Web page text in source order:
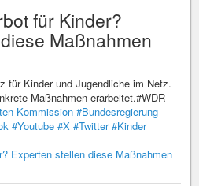
für Kinder?
Maßnahmen
für Kinder und Jugendliche im Netz.
Maßnahmen erarbeitet.#WDR
Kommission #Bundesregierung
#Youtube #X #Twitter #Kinder
Experten stellen diese Maßnahmen